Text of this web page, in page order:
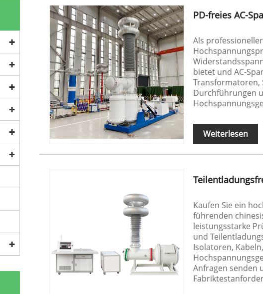
PD-freies AC-
Als
bietet und AC-
Transformatoren,
Durchführungen
Weiterlesen
Kaufen Sie ein
führenden
leistungsstarke
und
Isolatoren,
Anfragen senden